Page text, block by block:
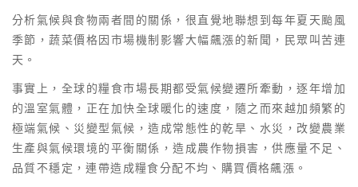
分析氣候與食物兩者間的關係，很直覺地聯想到每年夏天颱風
季節，蔬菜價格因市場機制影響大幅飆漲的新聞，民眾叫苦連
天。
事實上，全球的糧食市場長期都受氣候變遷所牽動，逐年增加
的溫室氣體，正在加快全球暖化的速度，隨之而來越加頻繁的
極端氣候、災變型氣候，造成常態性的乾旱、水災，改變農業
生產與氣候環境的平衡關係，造成農作物損害，供應量不足、
品質不穩定，連帶造成糧食分配不均、購買價格飆漲。